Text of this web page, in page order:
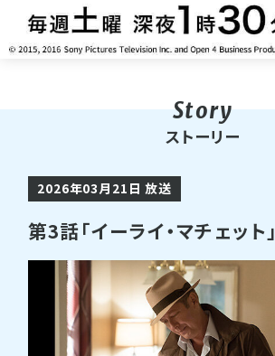
ストーリー
2026年03月21日 放送
第3話「イーライ・マチェット」